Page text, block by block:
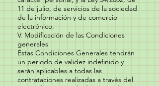
11 de julio, de servicios de la sociedad
de la información y de comercio
electrónico.
V. Modificación de las Condiciones
generales
Estas Condiciones Generales tendrán
un periodo de validez indefinido y
serán aplicables a todas las
contrataciones realizadas a través del